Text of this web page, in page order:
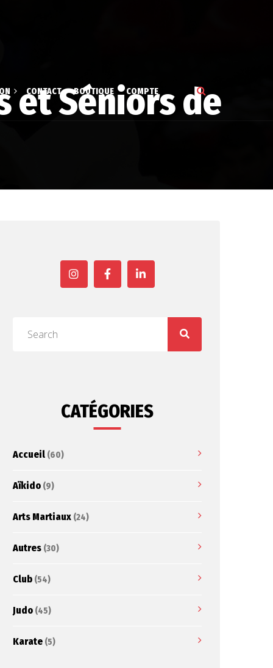
CONTACT BOUTIQUE COMPTE
et Séniors de
CATÉGORIES
Accueil (60)
Aïkido (9)
Arts Martiaux (24)
Autres (30)
Club (54)
Judo (45)
Karate (5)